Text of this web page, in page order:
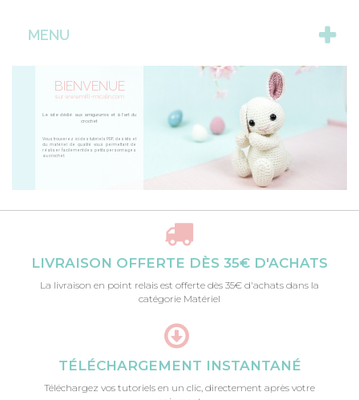
MENU
BIENVENUE
sur www.mifil-micalin.com
Le site dédié aux amigurumis et à l'art du
crochet
Vous trouverez ici des tutoriels PDF, des kits et
du matériel de qualité vous permettant de
réaliser facilement des petits personnages
au crochet.
LIVRAISON OFFERTE DÈS 35€ D'ACHATS
La livraison en point relais est offerte dès 35€ d'achats dans la
catégorie Matériel
TÉLÉCHARGEMENT INSTANTANÉ
Téléchargez vos tutoriels en un clic, directement après votre